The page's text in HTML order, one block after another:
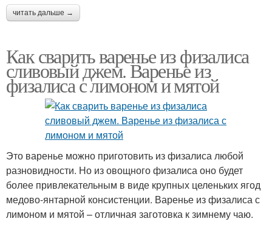
читать дальше →
Как сварить варенье из физалиса
сливовый джем. Варенье из
физалиса с лимоном и мятой
Это варенье можно приготовить из физалиса любой
разновидности. Но из овощного физалиса оно будет
более привлекательным в виде крупных целеньких ягод
медово-янтарной консистенции. Варенье из физалиса с
лимоном и мятой – отличная заготовка к зимнему чаю.